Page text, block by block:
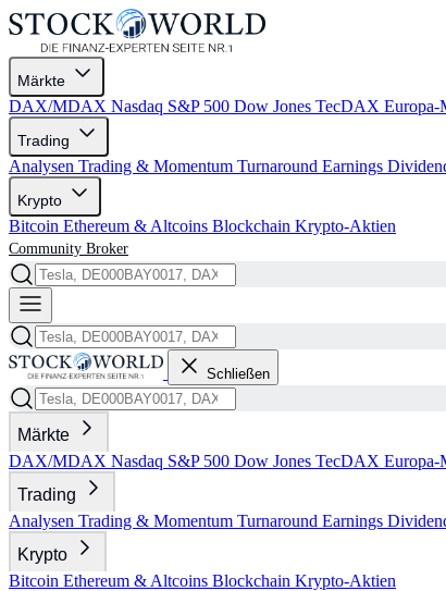
Märkte
DAX/MDAX Nasdaq S&P 500 Dow Jones TecDAX Europa-
Trading
Analysen Trading & Momentum Turnaround Earnings
Krypto
Bitcoin Ethereum & Altcoins Blockchain Krypto-Aktien
Community Broker
Schließen
Märkte
DAX/MDAX Nasdaq S&P 500 Dow Jones TecDAX Europa-
Trading
Analysen Trading & Momentum Turnaround Earnings
Krypto
Bitcoin Ethereum & Altcoins Blockchain Krypto-Aktien